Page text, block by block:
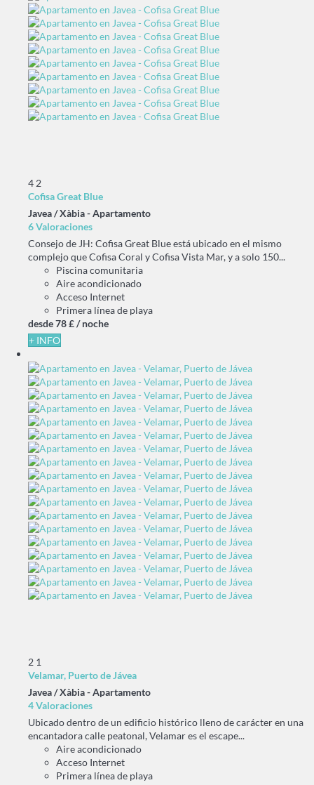
4 2
Cofisa Great Blue
Javea / Xàbia -Apartamento
6 Valoraciones
Consejo de JH: Cofisa Great Blue está ubicado en el mismo
complejo que Cofisa Coral y Cofisa Vista Mar, y a solo 150...
Piscina comunitaria
Aire acondicionado
Acceso Internet
Primera línea de playa
desde78 £/ noche
+ INFO
2 1
Velamar, Puerto de Jávea
Javea / Xàbia -Apartamento
4 Valoraciones
Ubicado dentro de un edificio histórico lleno de carácter en una
encantadora calle peatonal, Velamar es el escape...
Aire acondicionado
Acceso Internet
Primera línea de playa